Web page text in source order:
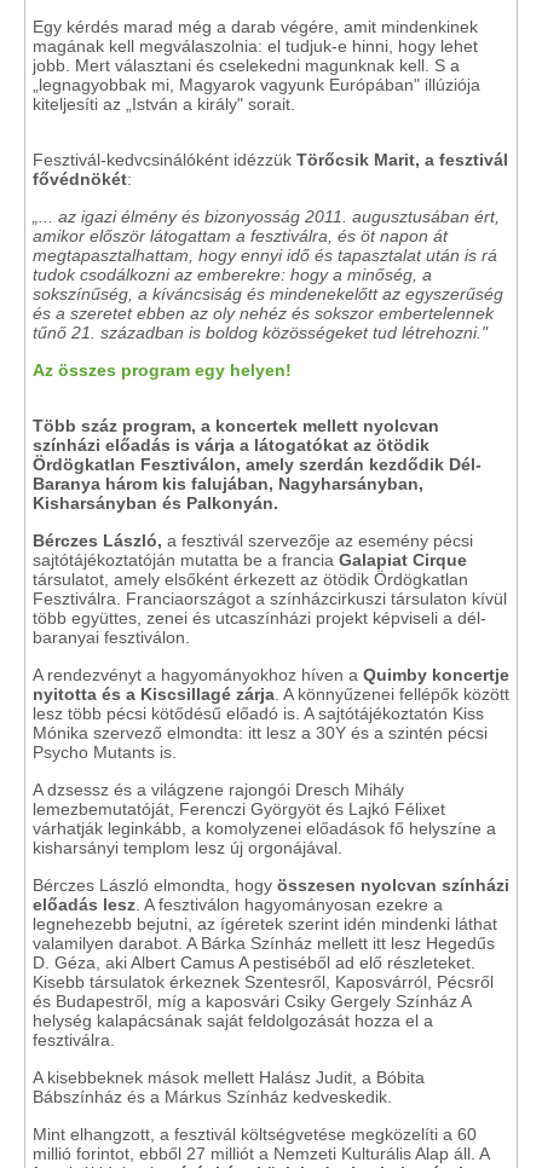
Egy kérdés marad még a darab végére, amit mindenkinek
magának kell megválaszolnia: el tudjuk-e hinni, hogy lehet
jobb. Mert választani és cselekedni magunknak kell. S a
„legnagyobbak mi, Magyarok vagyunk Európában" illúziója
kiteljesíti az „István a király" sorait.
Fesztivál-kedvcsinálóként idézzük Törőcsik Marit, a fesztivál
fővédnökét:
„... az igazi élmény és bizonyosság 2011. augusztusában ért,
amikor először látogattam a fesztiválra, és öt napon át
megtapasztalhattam, hogy ennyi idő és tapasztalat után is rá
tudok csodálkozni az emberekre: hogy a minőség, a
sokszínűség, a kíváncsiság és mindenekelőtt az egyszerűség
és a szeretet ebben az oly nehéz és sokszor embertelennek
tűnő 21. században is boldog közösségeket tud létrehozni."
Az összes program egy helyen!
Több száz program, a koncertek mellett nyolcvan
színházi előadás is várja a látogatókat az ötödik
Ördögkatlan Fesztiválon, amely szerdán kezdődik Dél-
Baranya három kis falujában, Nagyharsányban,
Kisharsányban és Palkonyán.
Bérczes László, a fesztivál szervezője az esemény pécsi
sajtótájékoztatóján mutatta be a francia Galapiat Cirque
társulatot, amely elsőként érkezett az ötödik Ördögkatlan
Fesztiválra. Franciaországot a színházcirkuszi társulaton kívül
több együttes, zenei és utcaszínházi projekt képviseli a dél-
baranyai fesztiválon.
A rendezvényt a hagyományokhoz híven a Quimby koncertje
nyitotta és a Kiscsillagé zárja . A könnyűzenei fellépők között
lesz több pécsi kötődésű előadó is. A sajtótájékoztatón Kiss
Mónika szervező elmondta: itt lesz a 30Y és a szintén pécsi
Psycho Mutants is.
A dzsessz és a világzene rajongói Dresch Mihály
lemezbemutatóját, Ferenczi Györgyöt és Lajkó Félixet
várhatják leginkább, a komolyzenei előadások fő helyszíne a
kisharsányi templom lesz új orgonájával.
Bérczes László elmondta, hogy összesen nyolcvan színházi
előadás lesz . A fesztiválon hagyományosan ezekre a
legnehezebb bejutni, az ígéretek szerint idén mindenki láthat
valamilyen darabot. A Bárka Színház mellett itt lesz Hegedűs
D. Géza, aki Albert Camus A pestiséből ad elő részleteket.
Kisebb társulatok érkeznek Szentesről, Kaposvárról, Pécsről
és Budapestről, míg a kaposvári Csiky Gergely Színház A
helység kalapácsának saját feldolgozását hozza el a
fesztiválra.
A kisebbeknek mások mellett Halász Judit, a Bóbita
Bábszínház és a Márkus Színház kedveskedik.
Mint elhangzott, a fesztivál költségvetése megközelíti a 60
millió forintot, ebből 27 milliót a Nemzeti Kulturális Alap áll. A